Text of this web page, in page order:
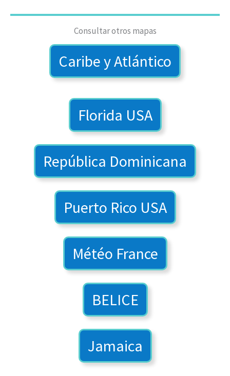
Consultar otros mapas
Caribe y Atlántico
Florida USA
República Dominicana
Puerto Rico USA
Météo France
BELICE
Jamaica